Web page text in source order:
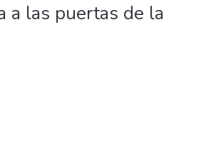
a las puertas de la